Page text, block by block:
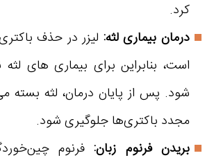
کرد.
درمان بیماری لثه: لیزر در حذف
است، بنابراین برای بیماری های
شود. پس از پایان درمان، لثه بسته
مجدد باکتری‌ها جلوگیری شود.
بریدن فرنوم زبان:فرنوم